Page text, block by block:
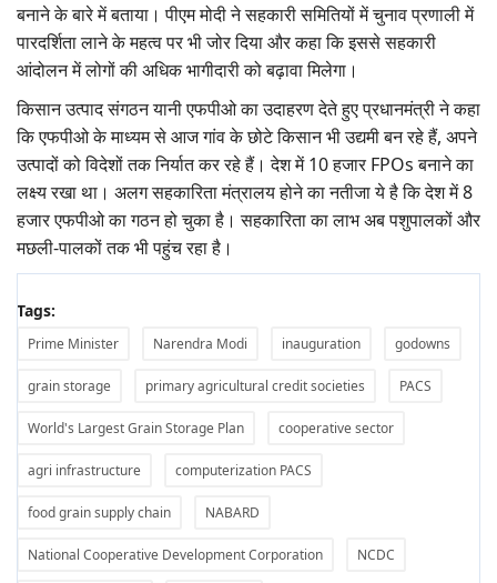
बनाने के बारे में बताया। पीएम मोदी ने सहकारी समितियों में चुनाव प्रणाली में
पारदर्शिता लाने के महत्व पर भी जोर दिया और कहा कि इससे सहकारी
आंदोलन में लोगों की अधिक भागीदारी को बढ़ावा मिलेगा।
किसान उत्पाद संगठन यानी एफपीओ का उदाहरण देते हुए प्रधानमंत्री ने कहा
कि एफपीओ के माध्यम से आज गांव के छोटे किसान भी उद्यमी बन रहे हैं, अपने
उत्पादों को विदेशों तक निर्यात कर रहे हैं। देश में 10 हजार FPOs बनाने का
लक्ष्य रखा था। अलग सहकारिता मंत्रालय होने का नतीजा ये है कि देश में 8
हजार एफपीओ का गठन हो चुका है। सहकारिता का लाभ अब पशुपालकों और
मछली-पालकों तक भी पहुंच रहा है।
Tags:
Prime Minister Narendra Modi inauguration godowns
grain storage primary agricultural credit societies PACS
World's Largest Grain Storage Plan cooperative sector
agri infrastructure computerization PACS
food grain supply chain NABARD
National Cooperative Development Corporation NCDC